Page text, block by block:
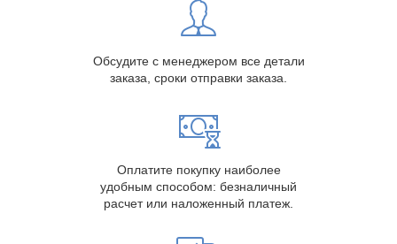
Обсудите с менеджером все детали
заказа, сроки отправки заказа.
Оплатите покупку наиболее
удобным способом: безналичный
расчет или наложенный платеж.